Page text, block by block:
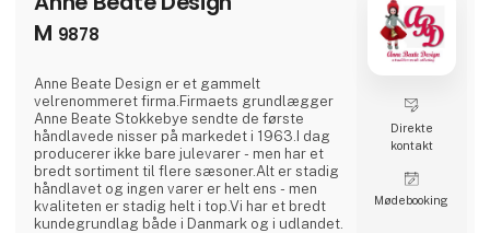
M 9878
Anne Beate Design er et gammelt
velrenommeret firma.Firmaets grundlægger
Anne Beate Stokkebye sendte de første
håndlavede nisser på markedet i 1963.I dag
producerer ikke bare julevarer - men har et
bredt sortiment til flere sæsoner.Alt er stadig
håndlavet og ingen varer er helt ens - men
kvaliteten er stadig helt i top.Vi har et bredt
kundegrundlag både i Danmark og i udlandet.
Direkte
kontakt
Møde­booking